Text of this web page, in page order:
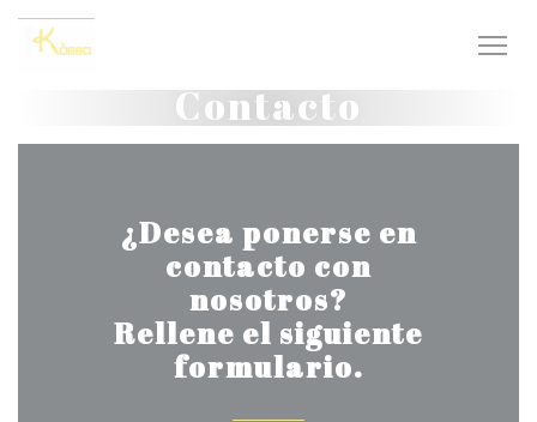
Personalización de sus opciones de cookies
Contacto
¿Desea ponerse en
contacto con
nosotros?
Rellene el siguiente
formulario.